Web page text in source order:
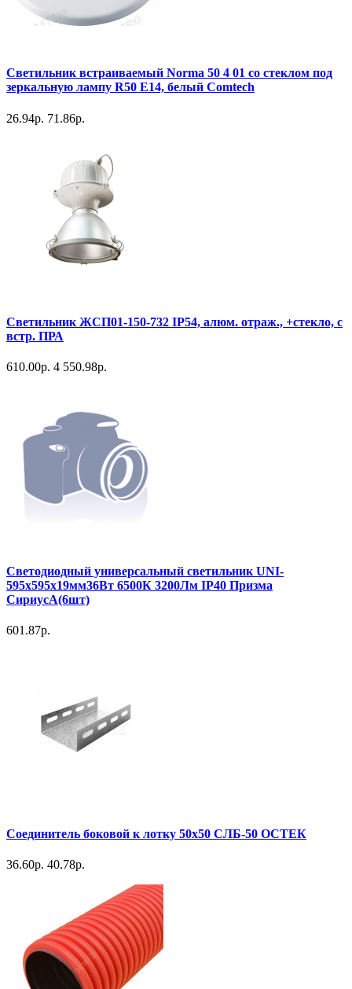
Светильник встраиваемый Norma 50 4 01 со стеклом под
зеркальную лампу R50 E14, белый Comtech
26.94р. 71.86р.
Светильник ЖСП01-150-732 IP54, алюм. отраж., +стекло, с
встр. ПРА
610.00р. 4 550.98р.
Светодиодный универсальный светильник UNI-
595х595х19мм36Вт 6500К 3200Лм IP40 Призма
СириусА(6шт)
601.87р.
Соединитель боковой к лотку 50х50 СЛБ-50 ОСТЕК
36.60р. 40.78р.